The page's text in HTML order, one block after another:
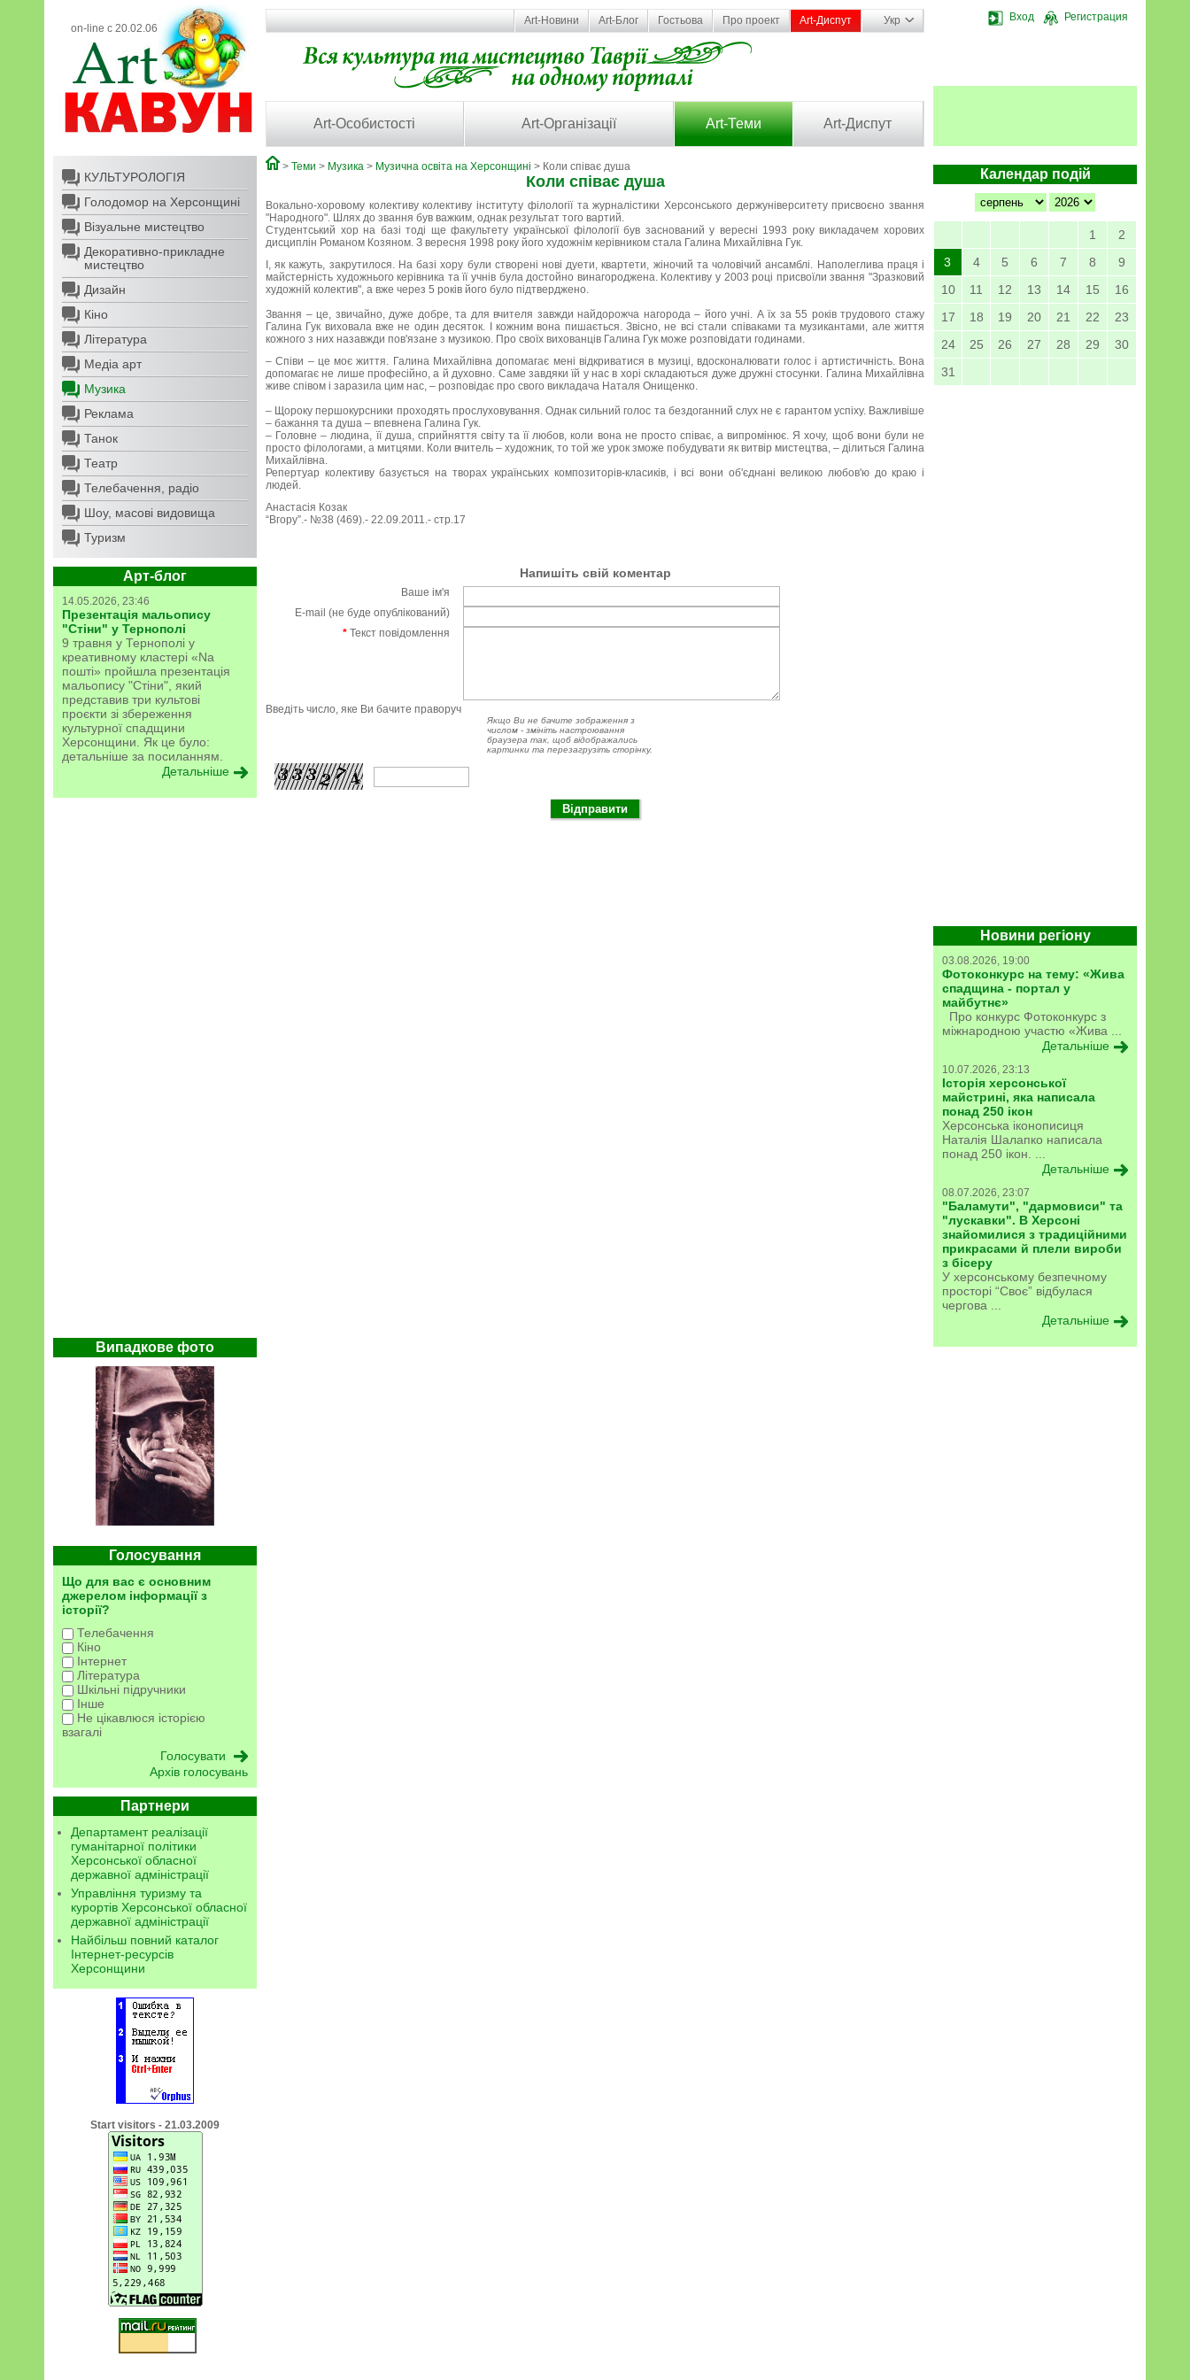
on-line с 20.02.06
Вход Регистрация
Art-Новини Art-Блог Гостьова Про проект Art-Диспут Укр
Art-Особистості Art-Організації Art-Теми Art-Диспут
КУЛЬТУРОЛОГІЯ
Голодомор на Херсонщині
Візуальне мистецтво
Декоративно-прикладне
мистецтво
Дизайн
Кіно
Література
Медіа арт
Музика
Реклама
Танок
Театр
Телебачення, радіо
Шоу, масові видовища
Туризм
Арт-блог
14.05.2026, 23:46
Презентація мальопису
"Стіни" у Тернополі
9 травня у Тернополі у
креативному кластері «Na
пошті» пройшла презентація
мальопису "Стіни", який
представив три культові
проєкти зі збереження
культурної спадщини
Херсонщини. Як це було:
детальніше за посиланням.
Детальніше
Випадкове фото
Голосування
Що для вас є основним
джерелом інформації з
історії?
Телебачення
Кіно
Інтернет
Література
Шкільні підручники
Інше
Не цікавлюся історією
взагалі
Архів голосувань
Партнери
Департамент реалізації
гуманітарної політики
Херсонської обласної
державної адміністрації
Управління туризму та
курортів Херсонської обласної
державної адміністрації
Найбільш повний каталог
Інтернет-ресурсів
Херсонщини
Start visitors - 21.03.2009
Календар подій
1
2
3
4 5 6 7 8
9
10
11 12 13 14 15
16
17
18 19 20 21 22
23
24
25 26 27 28 29
30
31
Новини регіону
03.08.2026, 19:00
Фотоконкурс на тему: «Жива
спадщина - портал у
майбутнє»
Про конкурс Фотоконкурс з
міжнародною участю «Жива ...
Детальніше
10.07.2026, 23:13
Історія херсонської
майстрині, яка написала
понад 250 ікон
Херсонська іконописиця
Наталія Шалапко написала
понад 250 ікон. ...
Детальніше
08.07.2026, 23:07
"Баламути", "дармовиси" та
"лускавки". В Херсоні
знайомилися з традиційними
прикрасами й плели вироби
з бісеру
У херсонському безпечному
просторі “Своє” відбулася
чергова ...
Детальніше
> Теми > Музика > Музична освіта на Херсонщині > Коли співає душа
Коли співає душа
Вокально-хоровому колективу колективу інституту філології та журналістики Херсонського держуніверситету присвоєно звання
"Народного". Шлях до звання був важким, однак результат того вартий.
Студентський хор на базі тоді ще факультету української філології був заснований у вересні 1993 року викладачем хорових
дисциплін Романом Козяном. З вересня 1998 року його художнім керівником стала Галина Михайлівна Гук.
І, як кажуть, закрутилося. На базі хору були створені нові дуети, квартети, жіночий та чоловічий ансамблі. Наполеглива праця і
майстерність художнього керівника та її учнів була достойно винагороджена. Колективу у 2003 році присвоїли звання "Зразковий
художній колектив", а вже через 5 років його було підтверджено.
Звання – це, звичайно, дуже добре, та для вчителя завжди найдорожча нагорода – його учні. А їх за 55 років трудового стажу
Галина Гук виховала вже не один десяток. І кожним вона пишається. Звісно, не всі стали співаками та музикантами, але життя
кожного з них назавжди пов'язане з музикою. Про своїх вихованців Галина Гук може розповідати годинами.
– Співи – це моє життя. Галина Михайлівна допомагає мені відкриватися в музиці, вдосконалювати голос і артистичність. Вона
допомагає не лише професійно, а й духовно. Саме завдяки їй у нас в хорі складаються дуже дружні стосунки. Галина Михайлівна
живе співом і заразила цим нас, – розповідає про свого викладача Наталя Онищенко.
– Щороку першокурсники проходять прослуховування. Однак сильний голос та бездоганний слух не є гарантом успіху. Важливіше
– бажання та душа – впевнена Галина Гук.
– Головне – людина, її душа, сприйняття світу та її любов, коли вона не просто співає, а випромінює. Я хочу, щоб вони були не
просто філологами, а митцями. Коли вчитель – художник, то той же урок зможе побудувати як витвір мистецтва, – ділиться Галина
Михайлівна.
Репертуар колективу базується на творах українських композиторів-класиків, і всі вони об'єднані великою любов'ю до краю і
людей.
Анастасія Козак
“Вгору”.- №38 (469).- 22.09.2011.- стр.17
Напишіть свій коментар
Ваше ім'я
E-mail (не буде опублікований)
* Текст повідомлення
Введіть число, яке Ви бачите праворуч
Якщо Ви не бачите зображення з
числом - змініть настроювання
браузера так, щоб відображались
картинки та перезагрузіть сторінку.